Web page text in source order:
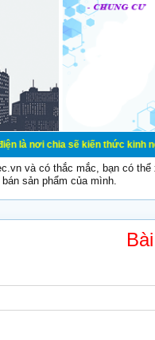
sẽ kiến thức kinh nghiệm
và có thắc mắc, bạn có
sản phẩm của mình.